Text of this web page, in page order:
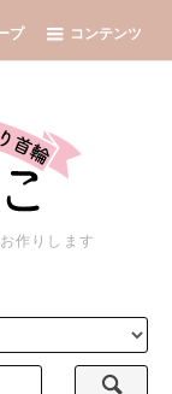
プ コンテンツ
作りします